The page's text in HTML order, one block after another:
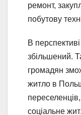
ремонт,
побутову
В
збільшений.
громадян
житло в
соціальне